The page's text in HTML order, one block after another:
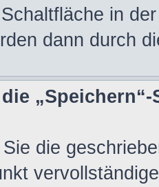
in
dann durch
die